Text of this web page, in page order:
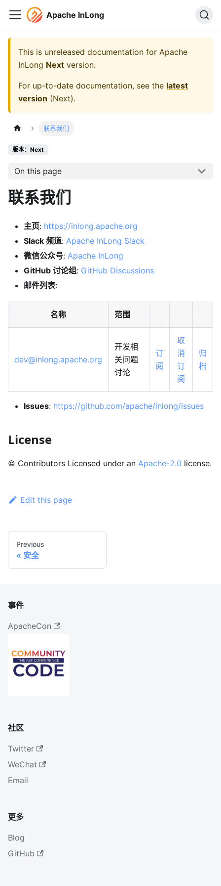
Apache InLong
This is unreleased documentation for Apache
InLong Next version.
For up-to-date documentation, see the latest
version (Next).
联系我们
版本：Next
On this page
联系我们
主页: https://inlong.apache.org
Slack 频道: Apache InLong Slack
微信公众号: Apache InLong
GitHub 讨论组: GitHub Discussions
邮件列表:
名称 范围
dev@inlong.apache.org
开发相
关问题
讨论
订
阅
取
消
订
阅
归
档
Issues: https://github.com/apache/inlong/issues
License
© Contributors Licensed under an Apache-2.0 license.
Edit this page
Previous
安全
事件
ApacheCon
社区
Twitter
WeChat
Email
更多
Blog
GitHub